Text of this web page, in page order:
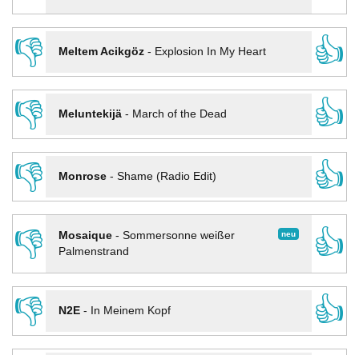
👎
Meltem Acikgöz- Explosion In My Heart
👍
👎
Meluntekijä- March of the Dead
👍
👎
Monrose- Shame (Radio Edit)
👍
👎
neu
Mosaique- Sommersonne weißer
Palmenstrand
👍
👎
N2E- In Meinem Kopf
👍